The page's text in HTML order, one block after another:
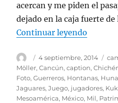
acercan y me piden el
dejado en la caja fuerte
Continuar leyendo
Autor
Publicado
el
4 septiembre, 2014
Möller,Cancún,caption,
Foto,Guerreros, Hontanas,
Jaguares,Juego, jugadores,
Mesoamérica, México, Mil,